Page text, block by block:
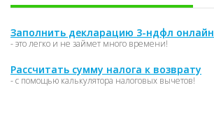
Заполнить декларацию 3-ндфл онлайн
- это легко и не займет много времени!
Рассчитать сумму налога к возврату
- с помощью калькулятора налоговых вычетов!